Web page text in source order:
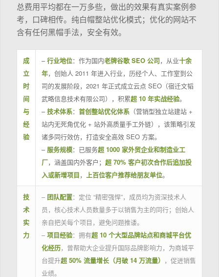
总费用平均都在一万多些，做出的效果有真实案例参
考，口碑相传。纯白帽整站优化模式；优化的网站不
含有任何黑帽手法，安全有效。
成
立
时
间
与
经
验
–行业地位：作为国内老牌谷歌 SEO 公司，从业十余
年，创始人 2011 年进入行业，历经个人、工作室到公
司的发展阶段，2021 年正式成立云点 SEO（宿迁文韬
武略信息技术有限公司），积累超 10 年实战经验。
–技术体系： 首创整站优化体系（营销型独立站建站 +
站内无死角优化 + 站外高质量手工外链），该策略引发
诸多同行效仿，打造安全高效 SEO 方案。
– 服务规模：已服务超 1000 家外贸企业和制造业工
厂，涵盖国内外客户； 超 70% 客户初次合作后追加投
入或新增项目， 上百位客户推荐给朋友单位。
技
术
实
力
– 团队配置：定位 “精密强悍”，成员均为资深技术人
员，核心技术人员数量多于以销售为主的同行；创始人
亲自把关每个项目，避免问题推诿。
– 项目经验：拥有超 10 个大型品牌站点和商城平台优
化经历，曾帮助大企业提升国际品牌影响力，为商城平
台提升超 50% 流量增长（月破 14 万流量） ，促进销售
业绩。